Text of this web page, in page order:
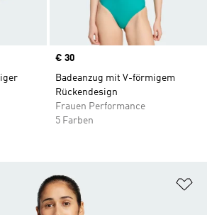
Price
€ 30
Badeanzug mit V-förmigem
Rückendesign
Frauen Performance
5 Farben